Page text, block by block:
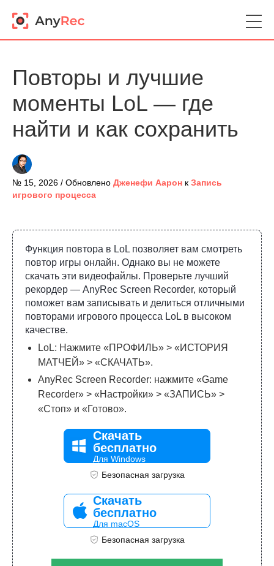
Повторы и лучшие
моменты LoL — где
найти и как сохранить
№ 15, 2026 / Обновлено Дженефи Аарон к Запись
игрового процесса
Функция повтора в LoL позволяет вам смотреть
повтор игры онлайн. Однако вы не можете
скачать эти видеофайлы. Проверьте лучший
рекордер — AnyRec Screen Recorder, который
поможет вам записывать и делиться отличными
повторами игрового процесса LoL в высоком
качестве.
LoL: Нажмите «ПРОФИЛЬ» > «ИСТОРИЯ
МАТЧЕЙ» > «СКАЧАТЬ».
AnyRec Screen Recorder: нажмите «Game
Recorder» > «Настройки» > «ЗАПИСЬ» >
«Стоп» и «Готово».
Скачать
бесплатно
Для Windows
Безопасная загрузка
Скачать
бесплатно
Для macOS
Безопасная загрузка